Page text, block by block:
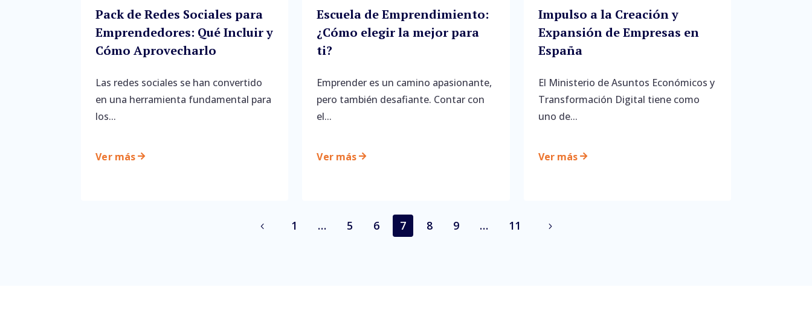
Pack de Redes Sociales para
Emprendedores: Qué Incluir y
Cómo Aprovecharlo
Las redes sociales se han convertido
en una herramienta fundamental para
los...
Ver más 
Escuela de Emprendimiento:
¿Cómo elegir la mejor para
ti?
Emprender es un camino apasionante,
pero también desafiante. Contar con
el...
Ver más 
Impulso a la Creación y
Expansión de Empresas en
España
El Ministerio de Asuntos Económicos y
Transformación Digital tiene como
uno de...
Ver más 
1 … 5 6 7 8 9 … 11